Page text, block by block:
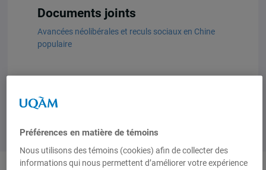
Documents joints
Avancées néolibérales et reculs sociaux en Chine
populaire
Préférences en matière de témoins
Nous utilisons des témoins (cookies) afin de collecter des
informations qui nous permettent d’améliorer votre expérience